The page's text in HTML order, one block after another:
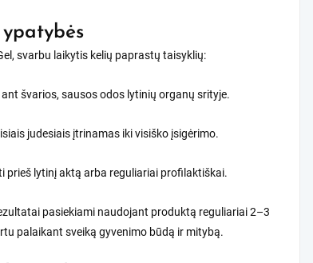
svarbu laikytis kelių paprastų taisyklių:
švarios, sausos odos lytinių organų srityje.
judesiais įtrinamas iki visiško įsigėrimo.
prieš lytinį aktą arba reguliariai profilaktiškai.
pasiekiami naudojant produktą reguliariai 2–3
palaikant sveiką gyvenimo būdą ir mitybą.